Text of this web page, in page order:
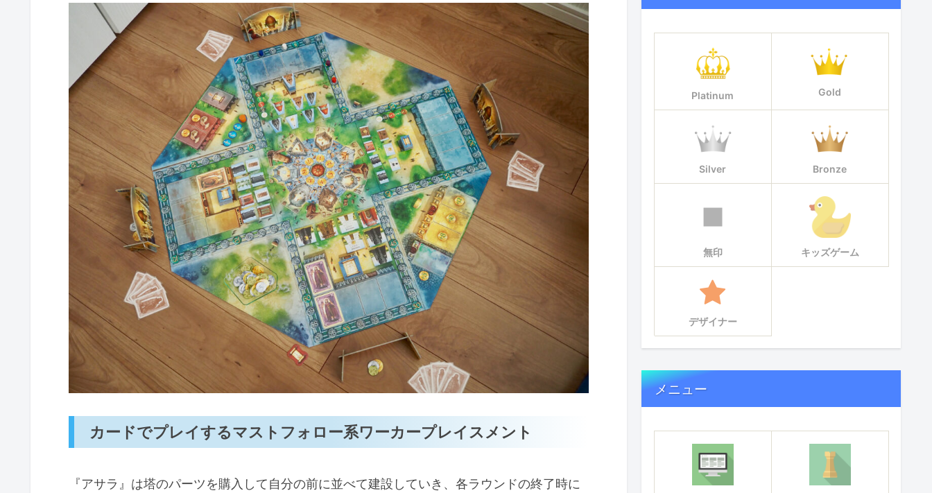
カードでプレイするマストフォロー系ワーカープレイスメント
『アサラ』は塔のパーツを購入して自分の前に並べて建設していき、各ラウンドの終了時に
Platinum Gold
Silver Bronze
無印 キッズゲーム
デザイナー
メニュー